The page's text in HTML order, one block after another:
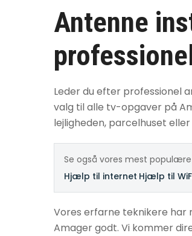
Antenne
Leder du efter professionel
valg til alle tv-opgaver på
lejligheden, parcelhuset
Se også vores mest populære
Hjælp til internet Hjælp til
Vores erfarne teknikere har
Amager godt. Vi kommer